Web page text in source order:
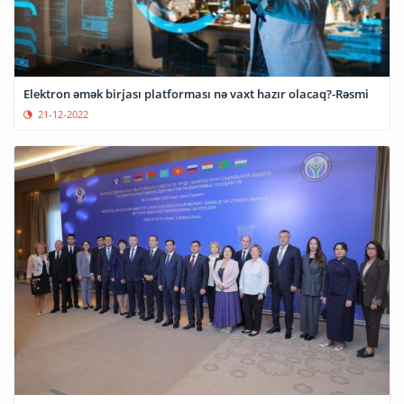
Elektron əmək birjası platforması nə vaxt hazır olacaq?-Rəsmi
21-12-2022